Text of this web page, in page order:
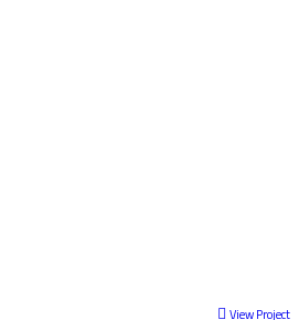
View Project